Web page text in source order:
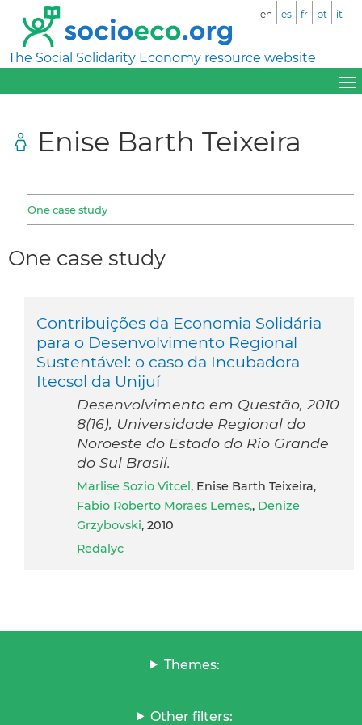
The Social Solidarity Economy resource website
en es fr pt it
Enise Barth Teixeira
One case study
One case study
Contribuições da Economia Solidária
para o Desenvolvimento Regional
Sustentável: o caso da Incubadora
Itecsol da Unijuí
Desenvolvimento em Questão, 2010
8(16), Universidade Regional do
Noroeste do Estado do Rio Grande
do Sul Brasil.
Marlise Sozio Vitcel, Enise Barth Teixeira,
Fabio Roberto Moraes Lemes,, Denize
Grzybovski, 2010
Redalyc
Themes:
Other filters: